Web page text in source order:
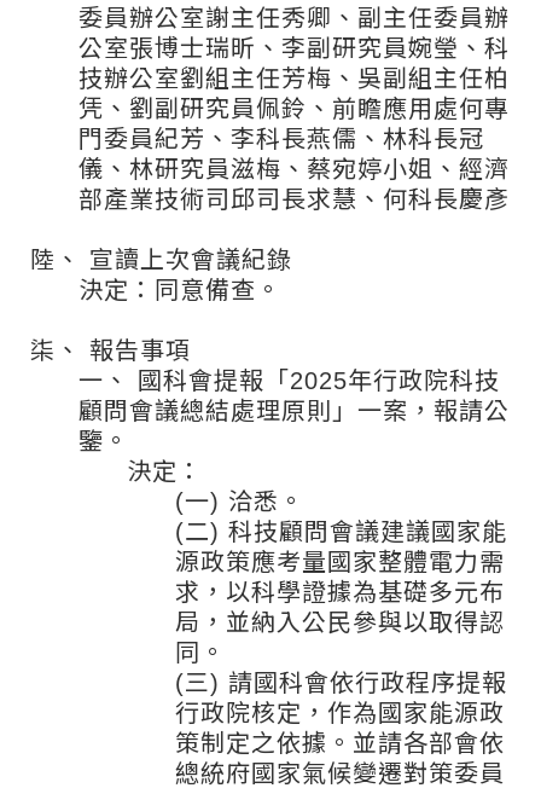
委員辦公室謝主任秀卿、副主任委員辦
公室張博士瑞昕、李副研究員婉瑩、科
技辦公室劉組主任芳梅、吳副組主任柏
凭、劉副研究員佩鈴、前瞻應用處何專
門委員紀芳、李科長燕儒、林科長冠
儀、林研究員滋梅、蔡宛婷小姐、經濟
部產業技術司邱司長求慧、何科長慶彥
陸、
宣讀上次會議紀錄
決定：同意備查。
柒、
報告事項
一、
國科會提報「2025年行政院科技
顧問會議總結處理原則」一案，報請公
鑒。
決定：
(一) 洽悉。
(二) 科技顧問會議建議國家能
源政策應考量國家整體電力需
求，以科學證據為基礎多元布
局，並納入公民參與以取得認
同。
(三) 請國科會依行政程序提報
行政院核定，作為國家能源政
策制定之依據。並請各部會依
總統府國家氣候變遷對策委員